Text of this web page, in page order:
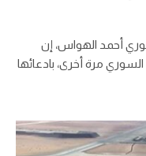
أحمد الهواس، إن
مرة أخرى، بادعائها